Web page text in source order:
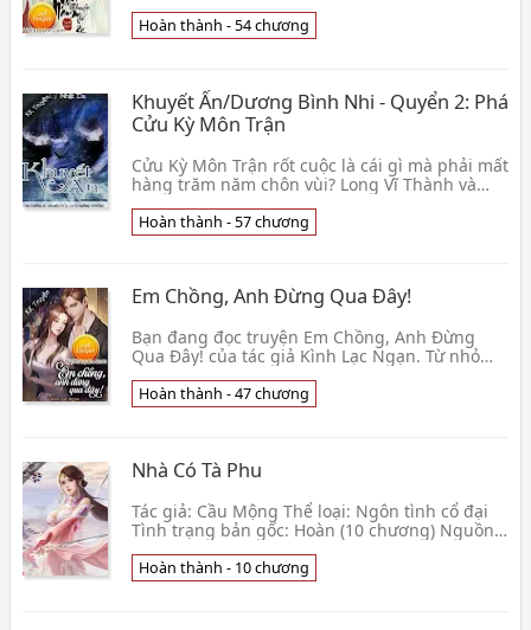
Gương mặt👦 Tuyết Sam
Hoàn thành - 54 chương
Khuyết Ấn/Dương Bình Nhi - Quyển 2: Phá
Cửu Kỳ Môn Trận
Cửu Kỳ Môn Trận rốt cuộc là cái gì mà phải mất
hàng trăm năm chôn vùi? Long Vĩ Thành và
Long kh👦 Lý Nhật Du
Hoàn thành - 57 chương
Em Chồng, Anh Đừng Qua Đây!
Bạn đang đọc truyện Em Chồng, Anh Đừng
Qua Đây! của tác giả Kình Lạc Ngạn. Từ nhỏ
Hân có thể chấp n👦 Kình Lạc Ngạn
Hoàn thành - 47 chương
Nhà Có Tà Phu
Tác giả: Cầu Mộng Thể loại: Ngôn tình cổ đại
Tình trạng bản gốc: Hoàn (10 chương) Nguồn
Quân Văn👦 Cầu Mộng
Hoàn thành - 10 chương